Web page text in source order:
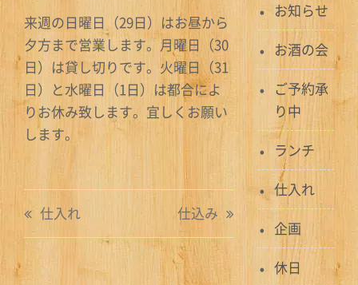
来週の日曜日（29日）はお昼から
夕方まで営業します。月曜日（30
日）は貸し切りです。火曜日（31
日）と水曜日（1日）は都合によ
りお休み致します。宜しくお願い
します。
投
稿
仕入れ 仕込み
お知らせ
お酒の会
ご予約承
り中
ランチ
仕入れ
企画
休日